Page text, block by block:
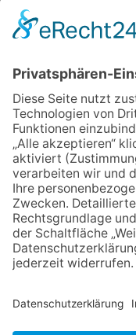
06.08.2026
06.08.2026
06.08.2026
06.08.2026